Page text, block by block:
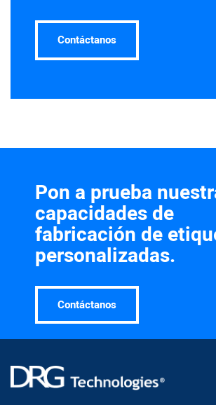
Contáctanos
Pon a prueba
capacidades de
fabricación de
personalizadas.
Contáctanos